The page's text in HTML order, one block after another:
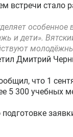
встречи стало
и дети».
Дмитрий
что 1
5 300 учебных